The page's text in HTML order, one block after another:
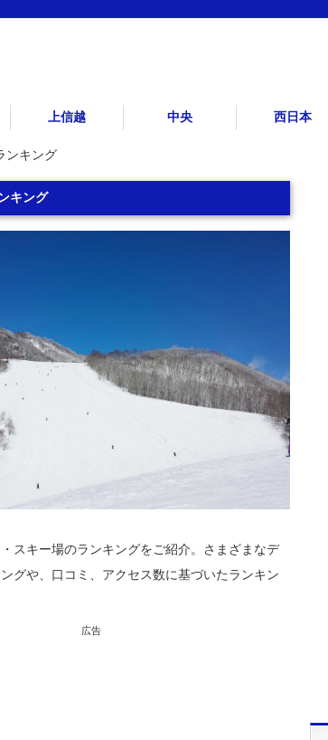
上信越 中央 西日本
ンキング
キング
スキー場のランキングをご紹介。さまざまなデ
グや、口コミ、アクセス数に基づいたランキン
広告